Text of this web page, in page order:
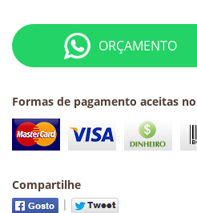
ORÇAMENTO
Formas de pagamento aceitas
Compartilhe
|